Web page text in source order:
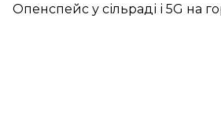
Опенспейс у сільраді і 5G на